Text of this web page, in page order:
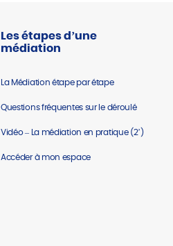
Les étapes d’une
médiation
La Médiation étape par étape
Questions fréquentes sur le déroulé
Vidéo – La médiation en pratique (2’)
Accéder à mon espace